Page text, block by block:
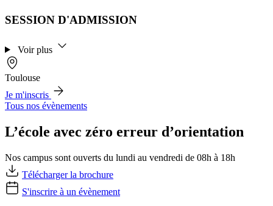
SESSION D'ADMISSION
Voir plus
Toulouse
Je m'inscris
Tous nos évènements
L’école avec zéro erreur d’orientation
Nos campus sont ouverts du lundi au vendredi de 08h à 18h
Télécharger la brochure
S'inscrire à un évènement